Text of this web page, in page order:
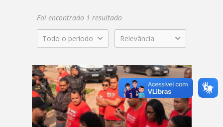
Foi encontrado 1 resultado
Todo o período Relevância